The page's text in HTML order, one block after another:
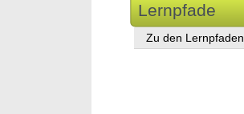
Lernpfade
Zu den Lernpfaden